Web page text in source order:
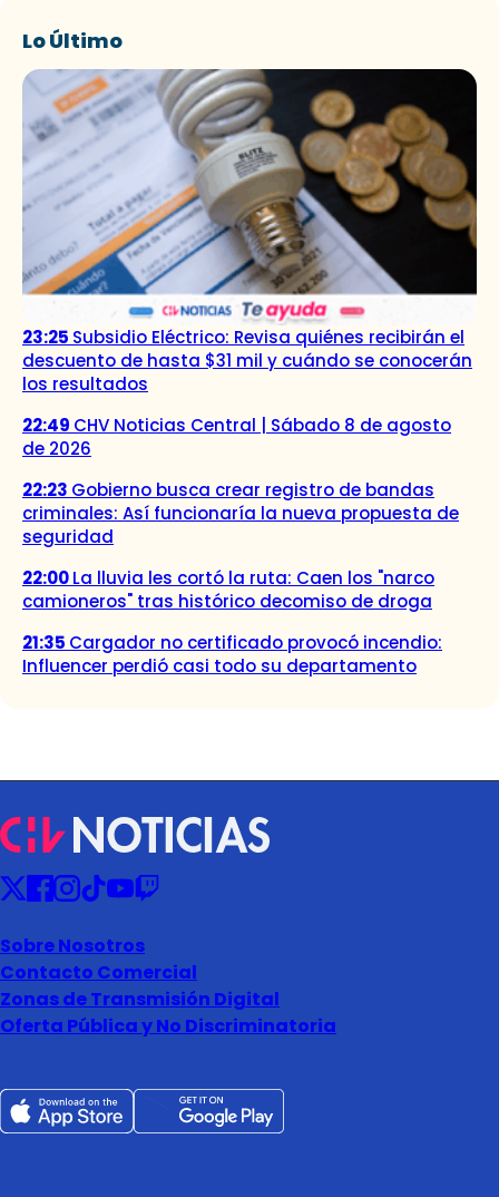
Lo Último
23:25 Subsidio Eléctrico: Revisa quiénes recibirán el
descuento de hasta $31 mil y cuándo se conocerán
los resultados
22:49 CHV Noticias Central | Sábado 8 de agosto
de 2026
22:23 Gobierno busca crear registro de bandas
criminales: Así funcionaría la nueva propuesta de
seguridad
22:00La lluvia les cortó la ruta: Caen los "narco
camioneros" tras histórico decomiso de droga
21:35 Cargador no certificado provocó incendio:
Influencer perdió casi todo su departamento
Sobre Nosotros
Contacto Comercial
Zonas de Transmisión Digital
Oferta Pública y No Discriminatoria